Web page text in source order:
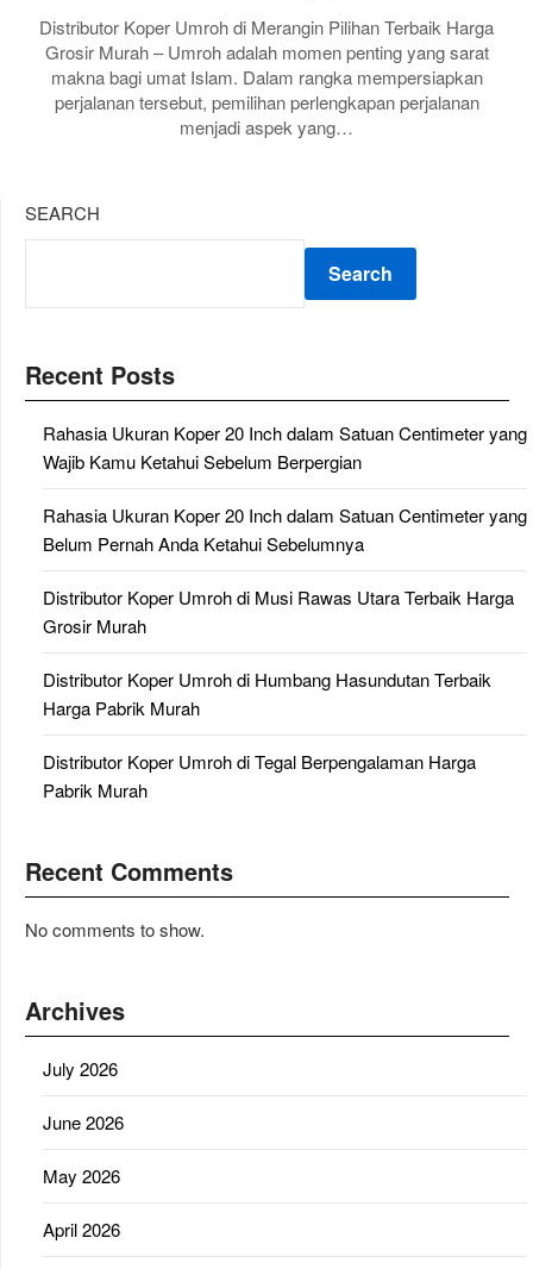
Distributor Koper Umroh di Merangin Pilihan Terbaik Harga
Grosir Murah – Umroh adalah momen penting yang sarat
makna bagi umat Islam. Dalam rangka mempersiapkan
perjalanan tersebut, pemilihan perlengkapan perjalanan
menjadi aspek yang…
SEARCH
Search
Recent Posts
Rahasia Ukuran Koper 20 Inch dalam Satuan Centimeter yang
Wajib Kamu Ketahui Sebelum Berpergian
Rahasia Ukuran Koper 20 Inch dalam Satuan Centimeter yang
Belum Pernah Anda Ketahui Sebelumnya
Distributor Koper Umroh di Musi Rawas Utara Terbaik Harga
Grosir Murah
Distributor Koper Umroh di Humbang Hasundutan Terbaik
Harga Pabrik Murah
Distributor Koper Umroh di Tegal Berpengalaman Harga
Pabrik Murah
Recent Comments
No comments to show.
Archives
July 2026
June 2026
May 2026
April 2026